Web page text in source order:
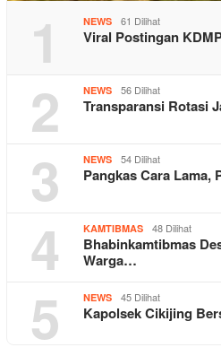
1 NEWS 61 Dilihat
Viral Postingan
2 NEWS 56 Dilihat
Transparansi Rotasi
3 NEWS 54 Dilihat
Pangkas Cara Lama,
4 KAMTIBMAS 48 Dilihat
Bhabinkamtibmas
Warga…
5 NEWS 45 Dilihat
Kapolsek Cikijing